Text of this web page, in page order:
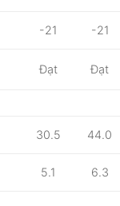
-21 -21
Đạt Đạt
30.5 44.0
5.1 6.3